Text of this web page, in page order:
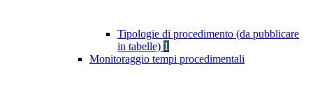
Tipologie di procedimento (da pubblicare
in tabelle) 1
Monitoraggio tempi procedimentali